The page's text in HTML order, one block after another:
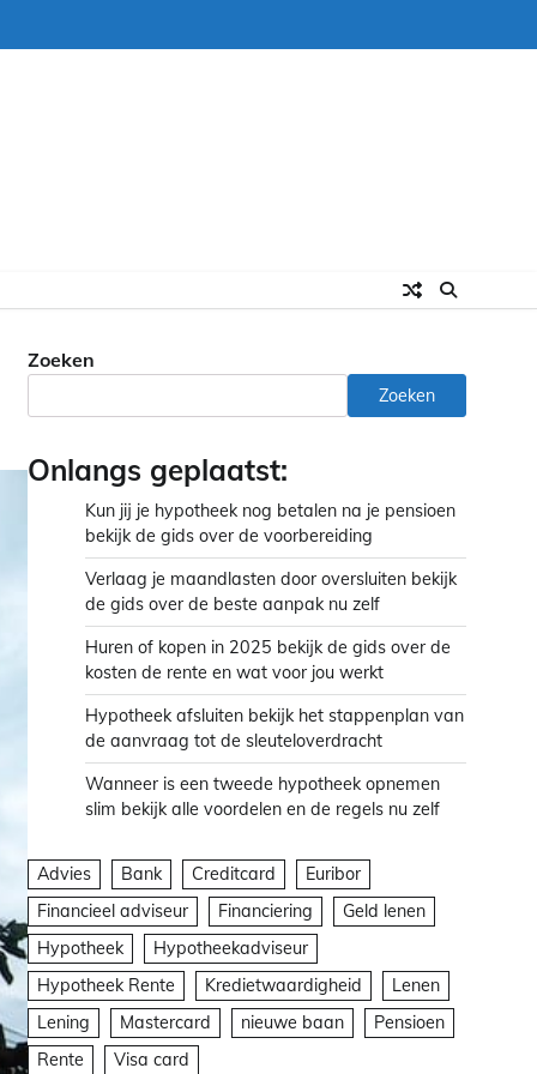
Zoeken
Zoeken
Onlangs geplaatst:
Kun jij je hypotheek nog betalen na je pensioen
bekijk de gids over de voorbereiding
Verlaag je maandlasten door oversluiten bekijk
de gids over de beste aanpak nu zelf
Huren of kopen in 2025 bekijk de gids over de
kosten de rente en wat voor jou werkt
Hypotheek afsluiten bekijk het stappenplan van
de aanvraag tot de sleuteloverdracht
Wanneer is een tweede hypotheek opnemen
slim bekijk alle voordelen en de regels nu zelf
Advies Bank Creditcard
Euribor
Financieel adviseur
Financiering
Geld lenen
Hypotheek
Hypotheekadviseur
Hypotheek Rente
Kredietwaardigheid
Lenen
Lening
Mastercard nieuwe baan
Pensioen
Rente
Visa card